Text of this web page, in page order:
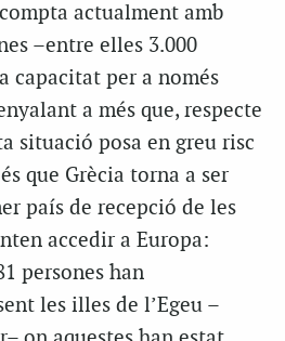
actualment amb
–entre elles 3.000
capacitat per a només
a més que, respecte
situació posa en greu risc
que Grècia torna a ser
país de recepció de les
accedir a Europa:
persones han
les illes de l’Egeu –